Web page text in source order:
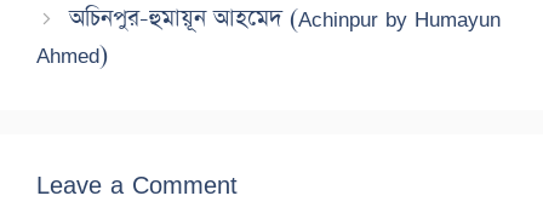
অচিনপুর-হুমায়ূন আহমেদ (Achinpur by Humayun
Ahmed)
Leave a Comment